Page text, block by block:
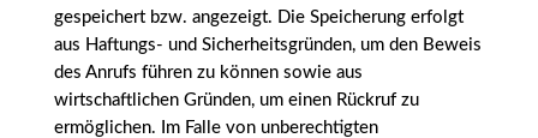
gespeichert bzw. angezeigt. Die Speicherung erfolgt
aus Haftungs- und Sicherheitsgründen, um den Beweis
des Anrufs führen zu können sowie aus
wirtschaftlichen Gründen, um einen Rückruf zu
ermöglichen. Im Falle von unberechtigten